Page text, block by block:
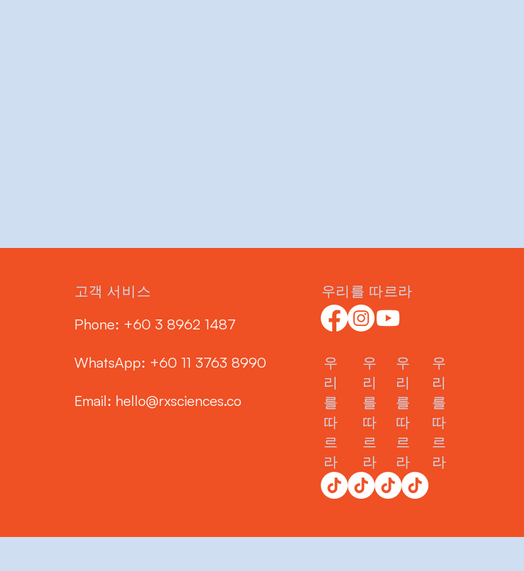
고객 서비스
Phone: ‭+60 3 8962 1487‬
WhatsApp: +60 11 3763 8990
Email: hello@rxsciences.co
우리를 따르라
우
리
를
따
르
라
우
리
를
따
르
라
우
리
를
따
르
라
우
리
를
따
르
라